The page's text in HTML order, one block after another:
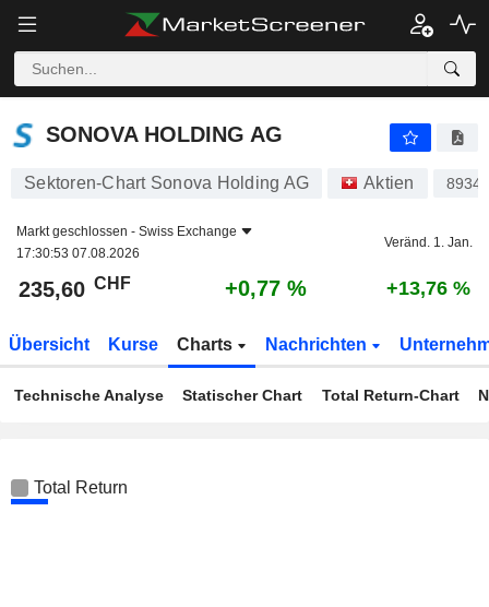
SONOVA HOLDING AG
SONOVA HOLDING AG
Sektoren-Chart Sonova Holding AG Aktien
Markt geschlossen - Swiss Exchange
17:30:53 07.08.2026
Veränd. 1. Jan.
235,60 CHF +0,77 % +13,76 %
Übersicht Kurse Charts Nachrichten
Technische Analyse Statischer Chart Total Return-Chart
Total Return